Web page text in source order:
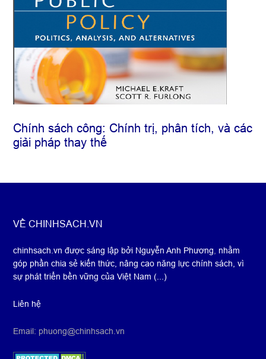
Chính sách công: Chính trị, phân tích, và các
giải pháp thay thế
Footer
VỀ CHINHSACH.VN
chinhsach.vn được sáng lập bởi Nguyễn Anh Phương
nhằm
góp phần chia sẻ kiến thức, nâng cao năng lực chính sách, vì
sự phát triển bền vững của Việt Nam (...)
Liên hệ
Email: phuong@chinhsach.vn